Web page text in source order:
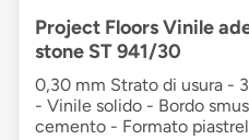
Project Floors Vinile
stone ST 941/30
0,30 mm Strato di usura -
- Vinile solido - Bordo
cemento - Formato